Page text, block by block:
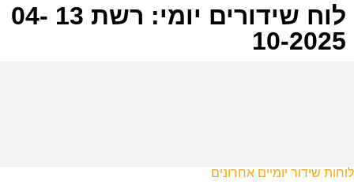
לוח שידורים יומי: רשת 13 04-
10-2025
לוחות שידור יומיים אחרונים